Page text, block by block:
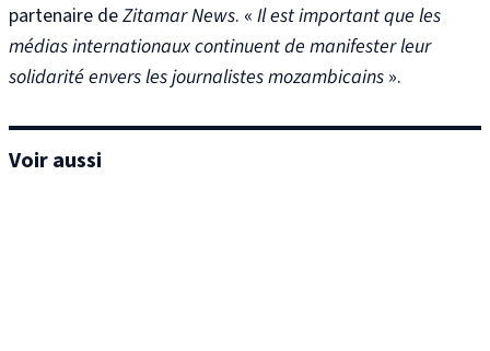
partenaire deZitamar News. « Il est important que les
médias internationaux continuent de manifester leur
solidarité envers les journalistes mozambicains ».
Voir aussi